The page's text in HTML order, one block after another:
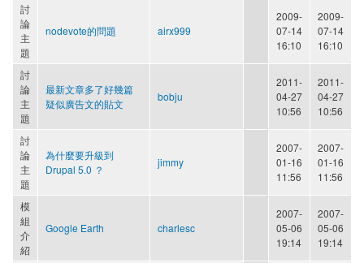
討
論
主
題
nodevote的問題 airx999
2009-
07-14
16:10
2009-
07-14
16:10
討
論
主
題
最新文章多了好幾篇
疑似廣告文的貼文
bobju
2011-
04-27
10:56
2011-
04-27
10:56
討
論
主
題
為什麼要升級到
Drupal 5.0 ？
jimmy
2007-
01-16
11:56
2007-
01-16
11:56
模
組
介
紹
Google Earth charlesc
2007-
05-06
19:14
2007-
05-06
19:14